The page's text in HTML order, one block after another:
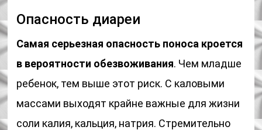
Опасность диареи
Самая серьезная опасность поноса кроется
в вероятности обезвоживания. Чем младше
ребенок, тем выше этот риск. С каловыми
массами выходят крайне важные для жизни
соли калия, кальция, натрия. Стремительно